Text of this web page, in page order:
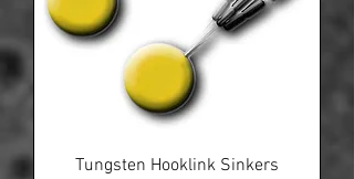
Tungsten Hooklink Sinkers